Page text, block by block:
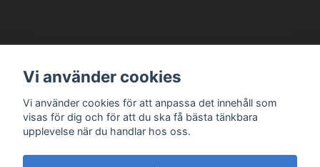
Läs mer
Vi använder cookies
Vi använder cookies för att anpassa det innehåll som
visas för dig och för att du ska få bästa tänkbara
upplevelse när du handlar hos oss.